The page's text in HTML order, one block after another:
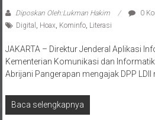
Digital,Hoax,Kominfo, Literasi
Kementerian Komunikasi dan
Abrijani Pangerapan mengajak DPP LDII